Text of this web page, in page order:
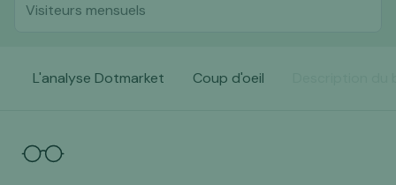
Visiteurs mensuels
L'analyse Dotmarket Coup d'oeil